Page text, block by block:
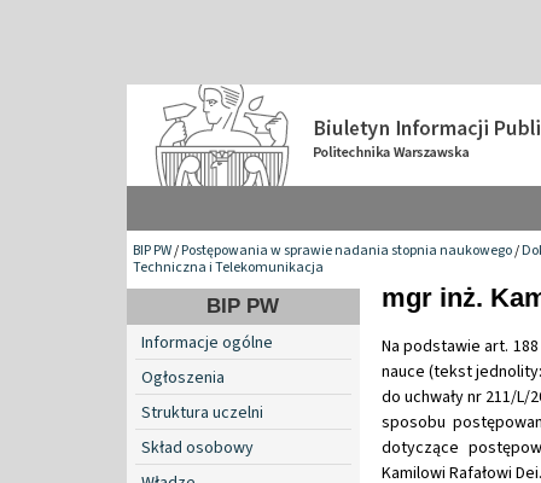
BIP PW/Postępowania w sprawie nadania stopnia naukowego/
Techniczna i Telekomunikacja
BIP PW
Informacje ogólne
Ogłoszenia
Struktura uczelni
Skład osobowy
mgr inż.
Na podstawie art.
nauce (tekst jednolity:
do uchwały nr 211/L/
sposobu
dotyczące
Kamilowi Rafałowi Dei.